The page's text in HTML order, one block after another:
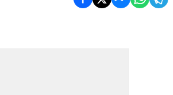
وليد جنبلاط